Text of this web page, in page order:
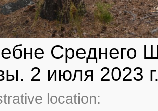
Среднего
2 июля 2023
location: